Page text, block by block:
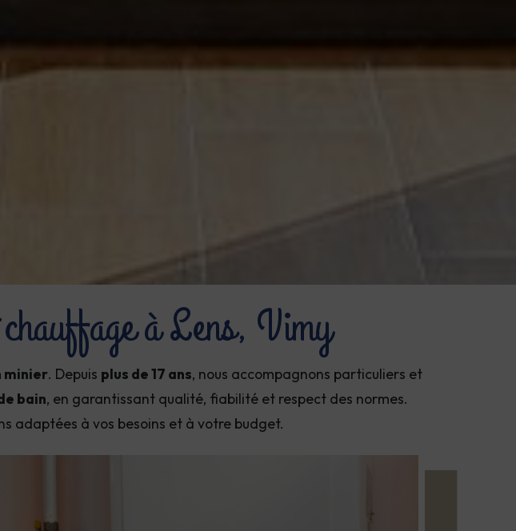
à Lens, Vimy
minier. Depuis plus de 17 ans, nous accompagnons particuliers et
bain, en garantissant qualité, fiabilité et respect des normes.
adaptées à vos besoins et à votre budget.